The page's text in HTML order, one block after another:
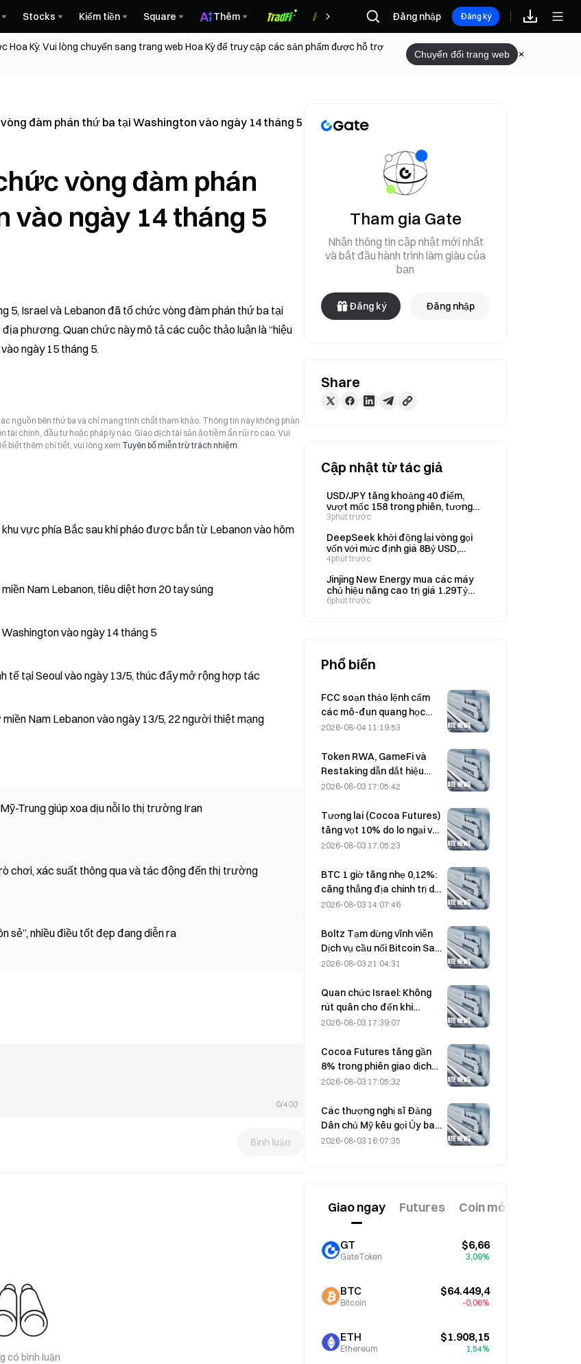
Stocks Kiếm tiền Square Thêm Phần thưởng
Đăng nhập Đăng ký
Kỳ. Vui lòng chuyển sang trang web Hoa Kỳ để truy cập các sản phẩm được hỗ trợ
Chuyển đổi trang web
đàm phán thứ ba tại Washington vào ngày 14 tháng 5
vòng đàm phán
vào ngày 14 tháng 5
5, Israel và Lebanon đã tổ chức vòng đàm phán thứ ba tại
phương. Quan chức này mô tả các cuộc thảo luận là “hiệu
ngày 15 tháng 5.
nguồn bên thứ ba và chỉ mang tính chất tham khảo. Thông tin này không phản
chính, đầu tư hoặc pháp lý nào. Giao dịch tài sản ảo tiềm ẩn rủi ro cao. Vui
biết thêm chi tiết, vui lòng xem Tuyên bố miễn trừ trách nhiệm.
vực phía Bắc sau khi pháo được bắn từ Lebanon vào hôm
Nam Lebanon, tiêu diệt hơn 20 tay súng
vào ngày 14 tháng 5
tế tại Seoul vào ngày 13/5, thúc đẩy mở rộng hợp tác
Nam Lebanon vào ngày 13/5, 22 người thiệt mạng
Trung giúp xoa dịu nỗi lo thị trường Iran
chơi, xác suất thông qua và tác động đến thị trường
sẻ”, nhiều điều tốt đẹp đang diễn ra
0/400
Bình luận
có bình luận
Tham gia Gate
Nhận thông tin cập nhật mới nhất
và bắt đầu hành trình làm giàu của
bạn
Đăng ký Đăng nhập
Share
Cập nhật từ tác giả
USD/JPY tăng khoảng 40 điểm,
vượt mốc 158 trong phiên, tương
đương mức tăng 0,18%.
3phút trước
DeepSeek khởi động lại vòng gọi
vốn với mức định giá 8Bỷ USD,
nhắm huy động 74Bỷ USD vào ngày
4phút trước
Jinjing New Energy mua các máy
chủ hiệu năng cao trị giá 1.29Tỷ
RMB vào ngày 6/8 để mở rộng dịch
6phút trước
Phổ biến
FCC soạn thảo lệnh cấm
các mô-đun quang học
của Trung Quốc dùng cho
có nguy cơ bị ảnh hưởng
tới 27% thị phần
2026-08-04 11:19:53
Token RWA, GameFi và
Restaking dẫn dắt hiệu
suất thị trường trong
2026-08-03 17:05:42
Tương lai (Cocoa Futures)
tăng vọt 10% do lo ngại về
Cung, hướng tới mức 6.000
2026-08-03 17:05:23
BTC 1 giờ tăng nhẹ 0,12%:
căng thẳng địa chính trị dịu
lại và tâm lý vĩ mô đồng
ngắn hạn
2026-08-03 14:07:46
Boltz Tạm dừng vĩnh viễn
Dịch vụ cầu nối Bitcoin Sau
các cuộc tấn công được
2026-08-03 21:04:31
Quan chức Israel: Không
rút quân cho đến khi
Hamas giải giáp
2026-08-03 17:39:07
Cocoa Futures tăng gần
8% trong phiên giao dịch
hôm thứ Sáu tuần trước,
trường bất ngờ
2026-08-03 17:05:32
Các thượng nghị sĩ Đảng
Dân chủ Mỹ kêu gọi Ủy ban
Giao dịch Hàng hóa Tương
kỷ lục
2026-08-03 16:07:35
Giao ngay Futures Coin mới
GT
GateToken
$6,66
3,09%
BTC
Bitcoin
$64.449,4
-0,06%
ETH
Ethereum
$1.908,15
1,54%